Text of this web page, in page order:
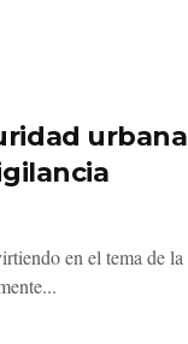
urbana
en el tema de la